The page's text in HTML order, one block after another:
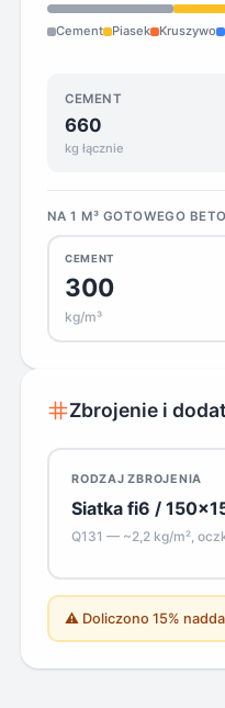
Cement Piasek Kruszywo
CEMENT
660
kg łącznie
NA 1 M³ GOTOWEGO
CEMENT
300
kg/m³
Zbrojenie i
RODZAJ ZBROJENIA
Siatka fi6 /
Q131 — ~2,2 kg/m²,
⚠ Doliczono 15%